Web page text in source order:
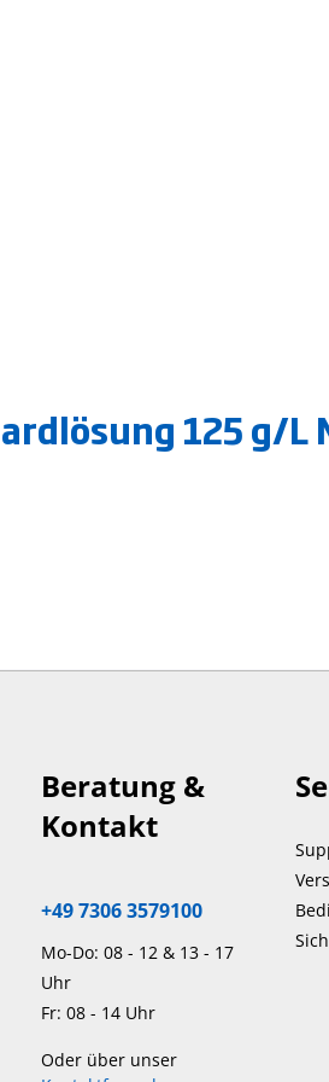
125 g/L
Beratung &
Kontakt
+49 7306 3579100
Mo-Do: 08 - 12 & 13 - 17
Uhr
Fr: 08 - 14 Uhr
Oder über unser